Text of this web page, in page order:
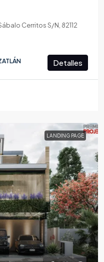
Cerritos S/N, 82112
Detalles
LANDING PAGE